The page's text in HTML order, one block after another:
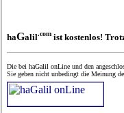
haGalil.com ist kostenlos!
Die bei haGalil onLine und den
Sie geben nicht unbedingt die Meinung